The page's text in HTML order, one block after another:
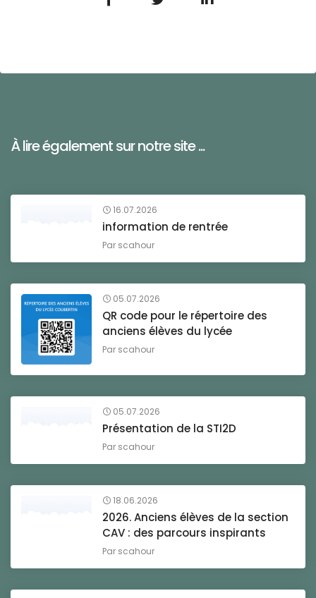
À lire également sur notre site ...
16.07.2026
information de rentrée
Par scahour
05.07.2026
QR code pour le répertoire des
anciens élèves du lycée
Par scahour
05.07.2026
Présentation de la STI2D
Par scahour
18.06.2026
2026. Anciens élèves de la section
CAV : des parcours inspirants
Par scahour